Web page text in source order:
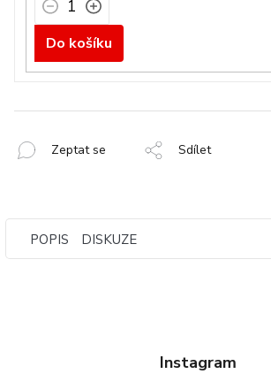
Do košíku
Zeptat se Sdílet
POPIS DISKUZE
Instagram